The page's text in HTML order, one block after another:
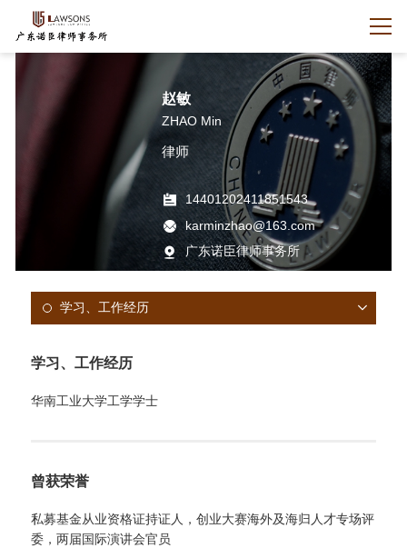
赵敏
ZHAO Min
律师
14401202411851543
karminzhao@163.com
广东诺臣律师事务所
学习、工作经历
学习、工作经历
华南工业大学工学学士
曾获荣誉
私募基金从业资格证持证人，创业大赛海外及海归人才专场评
委，两届国际演讲会官员